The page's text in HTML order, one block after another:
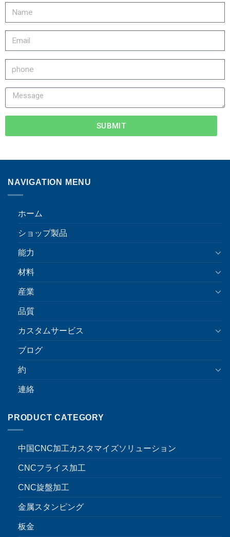
SUBMIT
NAVIGATION MENU
ホーム
ショップ製品
能力
材料
産業
品質
カスタムサービス
ブログ
約
連絡
PRODUCT CATEGORY
中国CNC加工カスタマイズソリューション
CNCフライス加工
CNC旋盤加工
金属スタンピング
板金